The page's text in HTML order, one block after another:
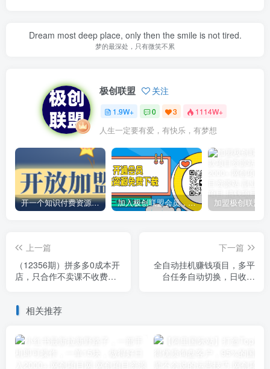
Dream most deep place, only then the smile is not tired.
梦的最深处，只有微笑不累
极创联盟 关注
1.9W+ 0 3 1114W+
人生一定要有爱，有快乐，有梦想
开一个知识付费资源网站，小白也能日入1000+ 加入极创联盟会员，全站资源免费学习。
上一篇
（12356期）拼多多0成本开
店，只合作不卖课不收费，0
下一篇
全自动挂机赚钱项目，多平
台任务自动切换，日收益
相关推荐